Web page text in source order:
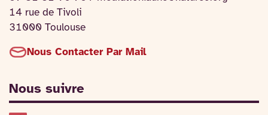
14 rue de Tivoli
31000 Toulouse
Nous Contacter Par Mail
Nous suivre